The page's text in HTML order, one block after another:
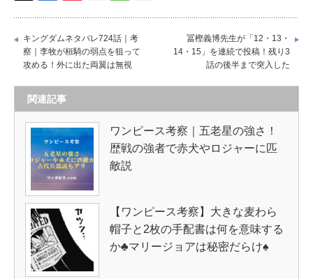
キングダムネタバレ724話｜考
察｜李牧が桓騎の弱点を狙って
攻める！外に出た両翼は無視
冨樫義博先生が「12・13・
14・15」を連続で投稿！残り3
話の後半まで突入した
関連記事
ワンピース考察｜五老星の強さ！
歴戦の強者で赤犬やロジャーに匹
敵説
【ワンピース考察】大きな麦わら
帽子と2枚の手配書は何を意味する
か♣マリージョアは秘密だらけ♠